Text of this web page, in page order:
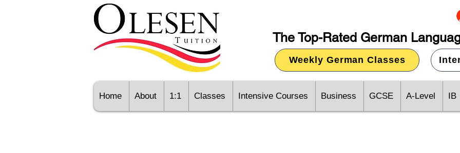
The Top-Rated German
Weekly German Classes
Home About 1:1 Classes Intensive Courses Business GCSE A-Level IB